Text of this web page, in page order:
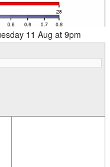
11 Aug at 9pm